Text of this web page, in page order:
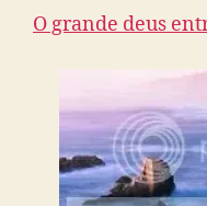
O grande deus